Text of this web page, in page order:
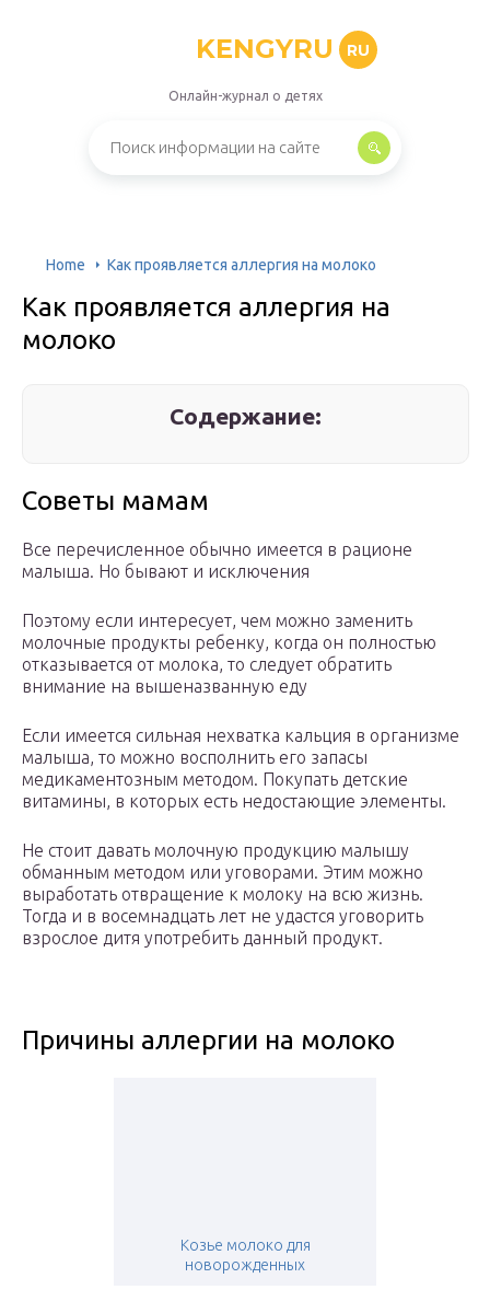
KENGYRU RU
Онлайн-журнал о детях
Home Как проявляется аллергия на молоко
Как проявляется аллергия на
молоко
Содержание:
Советы мамам
Все перечисленное обычно имеется в рационе
малыша. Но бывают и исключения
Поэтому если интересует, чем можно заменить
молочные продукты ребенку, когда он полностью
отказывается от молока, то следует обратить
внимание на вышеназванную еду
Если имеется сильная нехватка кальция в организме
малыша, то можно восполнить его запасы
медикаментозным методом. Покупать детские
витамины, в которых есть недостающие элементы.
Не стоит давать молочную продукцию малышу
обманным методом или уговорами. Этим можно
выработать отвращение к молоку на всю жизнь.
Тогда и в восемнадцать лет не удастся уговорить
взрослое дитя употребить данный продукт.
Причины аллергии на молоко
Козье молоко для
новорожденных